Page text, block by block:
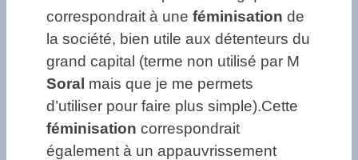
correspondrait à une féminisation de
la société, bien utile aux détenteurs du
grand capital (terme non utilisé par M
Soral mais que je me permets
d’utiliser pour faire plus simple).Cette
féminisation correspondrait
également à un appauvrissement